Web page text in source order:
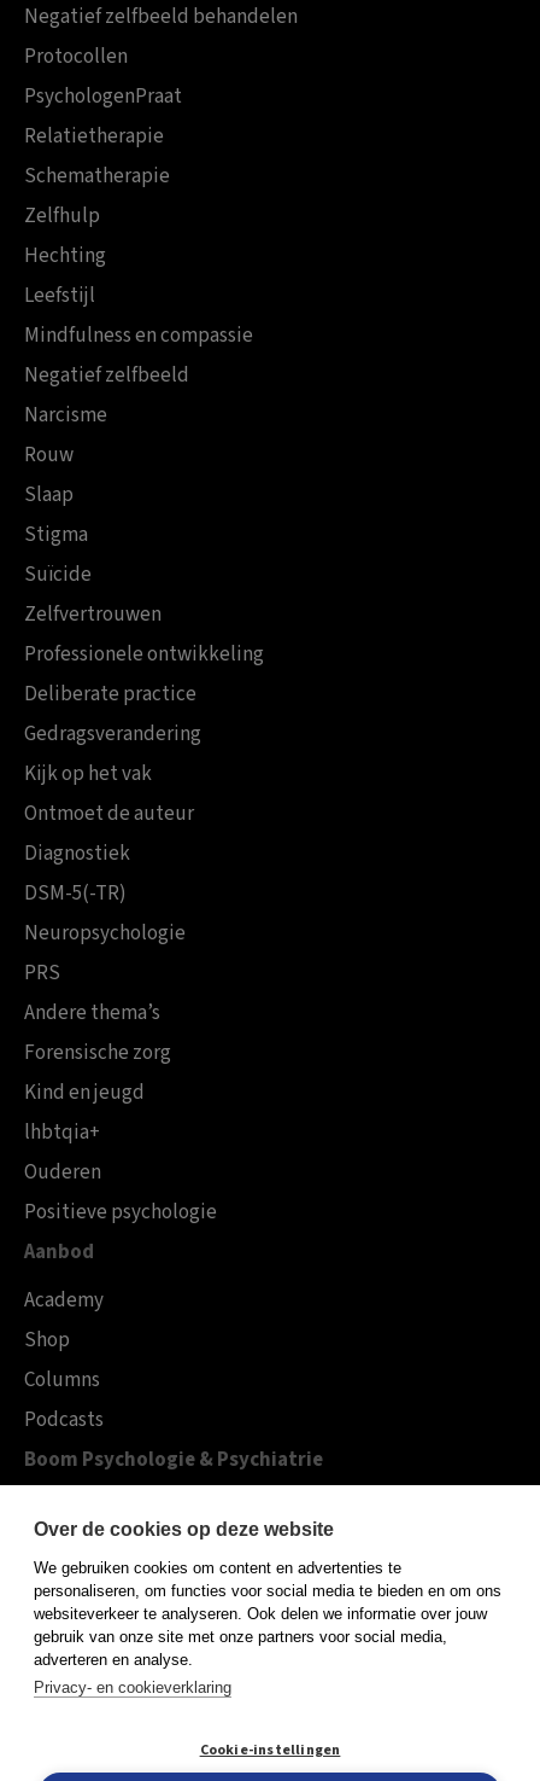
Negatief zelfbeeld behandelen
Protocollen
PsychologenPraat
Relatietherapie
Schematherapie
Zelfhulp
Hechting
Leefstijl
Mindfulness en compassie
Negatief zelfbeeld
Narcisme
Rouw
Slaap
Stigma
Suïcide
Zelfvertrouwen
Professionele ontwikkeling
Deliberate practice
Gedragsverandering
Kijk op het vak
Ontmoet de auteur
Diagnostiek
DSM-5(-TR)
Neuropsychologie
PRS
Andere thema’s
Forensische zorg
Kind en jeugd
lhbtqia+
Ouderen
Positieve psychologie
Aanbod
Academy
Shop
Columns
Podcasts
Boom Psychologie & Psychiatrie
Publiceren bij Boom
Contact
Privacy policy
Over de cookies op deze website
We gebruiken cookies om content en advertenties te
personaliseren, om functies voor social media te bieden en om ons
websiteverkeer te analyseren. Ook delen we informatie over jouw
gebruik van onze site met onze partners voor social media,
adverteren en analyse.
Privacy- en cookieverklaring
Cookie-instellingen